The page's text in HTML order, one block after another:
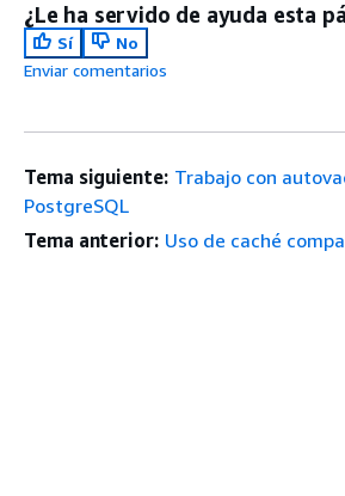
¿Le ha servido de ayuda esta
Sí
No
Enviar comentarios
Tema siguiente: Trabajo con
PostgreSQL
Tema anterior: Uso de caché